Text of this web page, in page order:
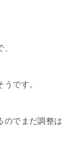
です。
のでまだ調整は